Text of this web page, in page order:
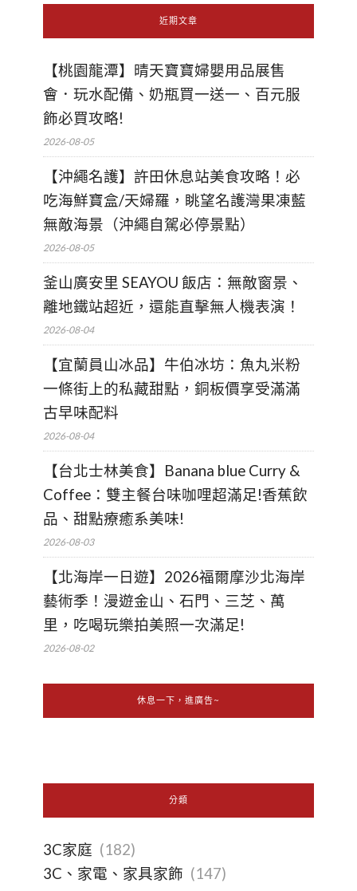
近期文章
【桃園龍潭】晴天寶寶婦嬰用品展售
會．玩水配備、奶瓶買一送一、百元服
飾必買攻略!
2026-08-05
【沖繩名護】許田休息站美食攻略！必
吃海鮮寶盒/天婦羅，眺望名護灣果凍藍
無敵海景（沖繩自駕必停景點）
2026-08-05
釜山廣安里 SEAYOU 飯店：無敵窗景、
離地鐵站超近，還能直擊無人機表演！
2026-08-04
【宜蘭員山冰品】牛伯冰坊：魚丸米粉
一條街上的私藏甜點，銅板價享受滿滿
古早味配料
2026-08-04
【台北士林美食】Banana blue Curry &
Coffee：雙主餐台味咖哩超滿足!香蕉飲
品、甜點療癒系美味!
2026-08-03
【北海岸一日遊】2026福爾摩沙北海岸
藝術季！漫遊金山、石門、三芝、萬
里，吃喝玩樂拍美照一次滿足!
2026-08-02
休息一下，進廣告~
分類
3C家庭 (182)
3C、家電、家具家飾 (147)